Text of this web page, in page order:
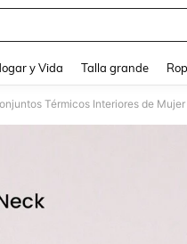
y Vida Talla grande
Térmicos Interiores de Mujer